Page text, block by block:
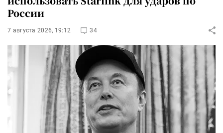
России
7 августа 2026, 19:12 34